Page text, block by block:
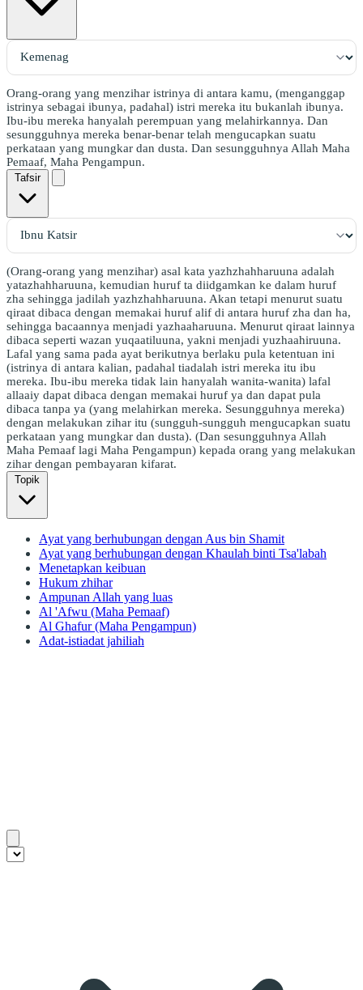
Orang-orang yang menzihar istrinya di antara kamu, (menganggap
istrinya sebagai ibunya, padahal) istri mereka itu bukanlah ibunya.
Ibu-ibu mereka hanyalah perempuan yang melahirkannya. Dan
sesungguhnya mereka benar-benar telah mengucapkan suatu
perkataan yang mungkar dan dusta. Dan sesungguhnya Allah Maha
Pemaaf, Maha Pengampun.
Tafsir
(Orang-orang yang menzihar) asal kata yazhzhahharuuna adalah
yatazhahharuuna, kemudian huruf ta diidgamkan ke dalam huruf
zha sehingga jadilah yazhzhahharuuna. Akan tetapi menurut suatu
qiraat dibaca dengan memakai huruf alif di antara huruf zha dan ha,
sehingga bacaannya menjadi yazhaaharuuna. Menurut qiraat lainnya
dibaca seperti wazan yuqaatiluuna, yakni menjadi yuzhaahiruuna.
Lafal yang sama pada ayat berikutnya berlaku pula ketentuan ini
(istrinya di antara kalian, padahal tiadalah istri mereka itu ibu
mereka. Ibu-ibu mereka tidak lain hanyalah wanita-wanita) lafal
allaaiy dapat dibaca dengan memakai huruf ya dan dapat pula
dibaca tanpa ya (yang melahirkan mereka. Sesungguhnya mereka)
dengan melakukan zihar itu (sungguh-sungguh mengucapkan suatu
perkataan yang mungkar dan dusta). (Dan sesungguhnya Allah
Maha Pemaaf lagi Maha Pengampun) kepada orang yang melakukan
zihar dengan pembayaran kifarat.
Topik
Ayat yang berhubungan dengan Aus bin Shamit
Ayat yang berhubungan dengan Khaulah binti Tsa'labah
Menetapkan keibuan
Hukum zhihar
Ampunan Allah yang luas
Al 'Afwu (Maha Pemaaf)
Al Ghafur (Maha Pengampun)
Adat-istiadat jahiliah